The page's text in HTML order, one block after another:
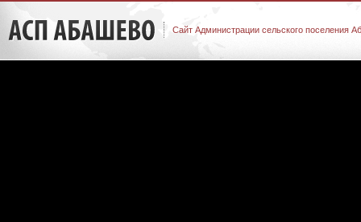
Сайт Администрации сельского поселения